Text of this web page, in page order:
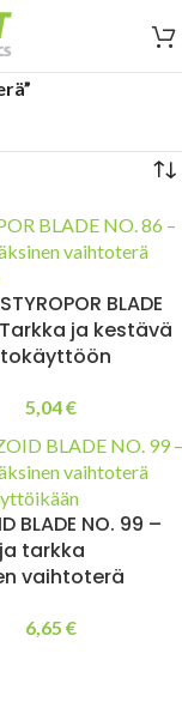
BLADE
ja kestävä
5,04€
BLADE NO. 99 –
tarkka
vaihtoterä
6,65 €